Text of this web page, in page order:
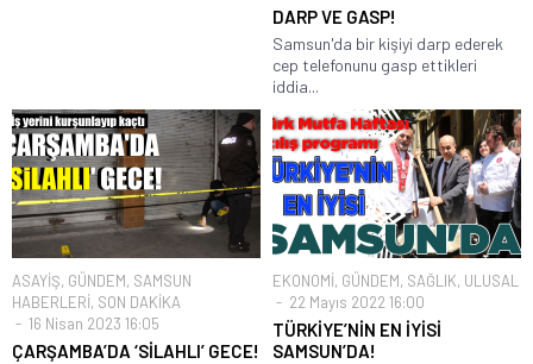
DARP VE GASP!
Samsun'da bir kişiyi darp ederek
cep telefonunu gasp ettikleri
iddia...
ASAYİŞ, GÜNDEM, SAMSUN
HABERLERİ, SON DAKİKA
16 Nisan 2023 16:05
ÇARŞAMBA’DA ‘SİLAHLI’ GECE!
EKONOMİ, GÜNDEM, SAĞLIK, ULUSAL
22 Mayıs 2022 16:00
TÜRKİYE’NİN EN İYİSİ
SAMSUN’DA!